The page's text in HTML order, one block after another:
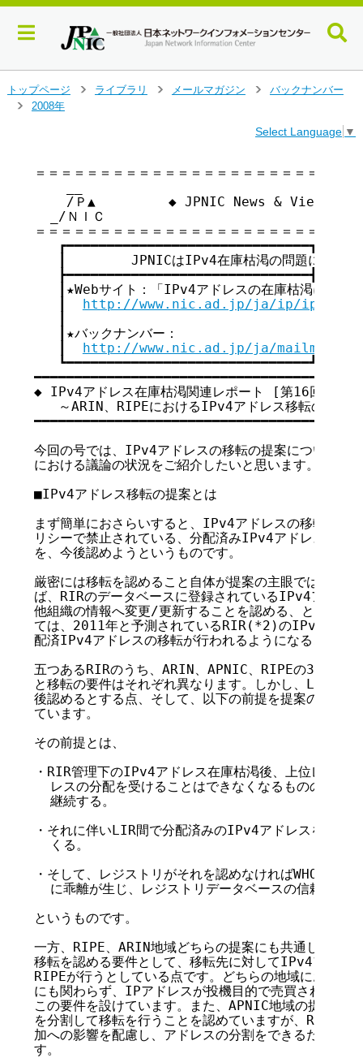
トップページ
ライブラリ
メールマガジン
バックナンバー
2008年
Select Language ▼
＝＝＝＝＝＝＝＝＝＝＝＝＝＝＝＝＝＝＝＝＝＝＝＝
/Ｐ▲         ◆ JPNIC News & Views
  _/ＮＩＣ
＝＝＝＝＝＝＝＝＝＝＝＝＝＝＝＝＝＝＝＝＝＝＝＝
   ┏━━━━━━━━━━━━━━━━━━━━━━━━━━━━━━┓
┃        JPNICはIPv4在庫枯渇の問題に取り
   ┣━━━━━━━━━━━━━━━━━━━━━━━━━━━━━━┫
┃★Webサイト：「IPv4アドレスの在庫枯渇に関
http://www.nic.ad.jp/ja/ip/
┃★バックナンバー：
http://www.nic.ad.jp/ja/
   ┗━━━━━━━━━━━━━━━━━━━━━━━━━━━━━━┛
━━━━━━━━━━━━━━━━━━━━━━━━━━━━━━━━━━━
◆ IPv4アドレス在庫枯渇関連レポート [第16回]
～ARIN、RIPEにおけるIPv4アドレス移転の議論
━━━━━━━━━━━━━━━━━━━━━━━━━━━━━━━━━━━
今回の号では、IPv4アドレスの移転の提案について、
における議論の状況をご紹介したいと思います。
■IPv4アドレス移転の提案とは
まず簡単におさらいすると、IPv4アドレスの移転の提
リシーで禁止されている、分配済みIPv4アドレスを
を、今後認めようというものです。
厳密には移転を認めること自体が提案の主眼ではなく
ば、RIRのデータベースに登録されているIPv4アドレ
他組織の情報へ変更/更新することを認める、とする内
ては、2011年と予測されているRIR(*2)のIPv4アド
配済IPv4アドレスの移転が行われるようになることを
五つあるRIRのうち、ARIN、APNIC、RIPEの3RIRで
と移転の要件はそれぞれ異なります。しかし、LIR間
後認めるとする点、そして、以下の前提を提案の背景
ています。
その前提とは、
・RIR管理下のIPv4アドレス在庫枯渇後、上位レジス
レスの分配を受けることはできなくなるものの、
  継続する。
・それに伴いLIR間で分配済みのIPv4アドレスを移転
  くる。
・そして、レジストリがそれを認めなければWHOIS上
に乖離が生じ、レジストリデータベースの信頼性低
というものです。
一方、RIPE、ARIN地域どちらの提案にも共通し、
移転を認める要件として、移転先に対してIPv4アドレ
RIPEが行うとしている点です。どちらの地域において
にも関わらず、IPアドレスが投機目的で売買されるこ
この要件を設けています。また、APNIC地域の提案で
を分割して移転を行うことを認めていますが、RIPE、
加への影響を配慮し、アドレスの分割をできるだけ抑
す。